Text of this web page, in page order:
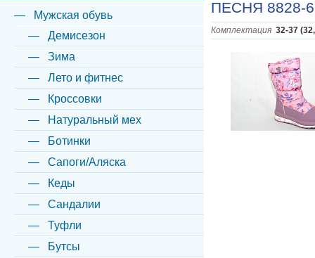
ПЕСНЯ 8828-6
Комплектация 32-37
Мужская обувь
Демисезон
Зима
Лето и фитнес
Кроссовки
Натуральный мех
Ботинки
Сапоги/Аляска
Кеды
Сандалии
Туфли
Бутсы